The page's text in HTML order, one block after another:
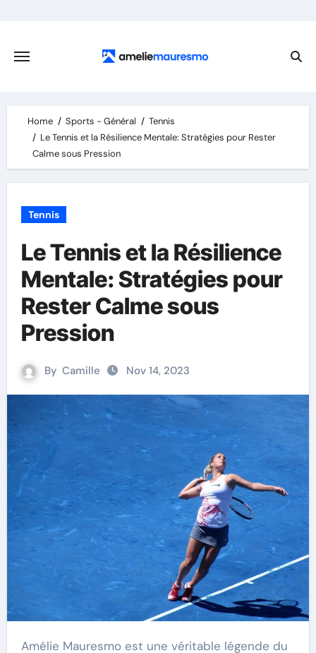
content
Home Sports - Général
Tennis
Le Tennis et la Résilience Mentale: Stratégies pour Rester
Calme sous Pression
Tennis
Le Tennis et la Résilience
Mentale: Stratégies pour
Rester Calme sous
Pression
By Camille Nov 14, 2023
Amélie Mauresmo est une véritable légende du